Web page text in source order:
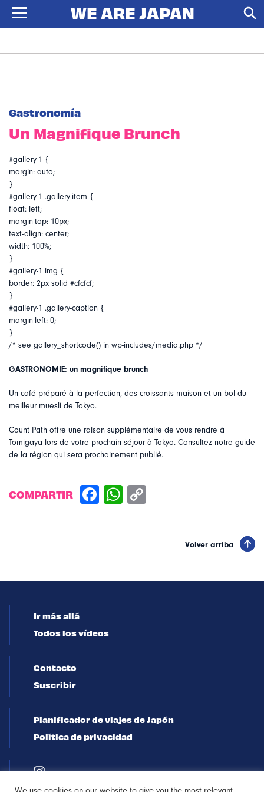
Gastronomía
Un Magnifique Brunch
#gallery-1 {
margin: auto;
}
#gallery-1 .gallery-item {
float: left;
margin-top: 10px;
text-align: center;
width: 100%;
}
#gallery-1 img {
border: 2px solid #cfcfcf;
}
#gallery-1 .gallery-caption {
margin-left: 0;
}
/* see gallery_shortcode() in wp-includes/media.php */
GASTRONOMIE: un magnifique brunch
Un café préparé à la perfection, des croissants maison et un bol du
meilleur muesli de Tokyo.
Count Path offre une raison supplémentaire de vous rendre à
Tomigaya lors de votre prochain séjour à Tokyo. Consultez notre guide
de la région qui sera prochainement publié.
COMPARTIR
Volver arriba
Ir más allá
Todos los vídeos
Contacto
Suscribir
Planificador de viajes de Japón
Política de privacidad